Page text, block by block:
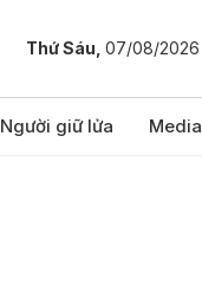
Thứ Sáu, 07/08/2026
Người giữ lửa Media